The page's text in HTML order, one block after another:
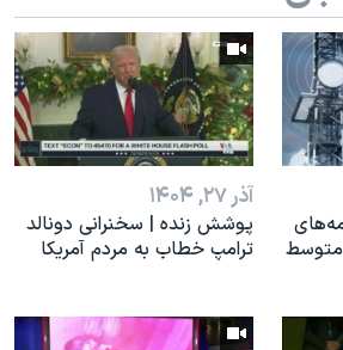
نوبل صلح
آمریکا «سی‌پک»
متوسط
آذر ۲۷, ۱۴۰۴
پوشش زنده | سخنرانی دونالد
ترامپ خطاب به مردم آمریکا